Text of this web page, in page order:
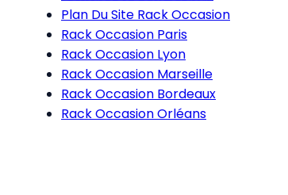
Plan Du Site Rack Occasion
Rack Occasion Paris
Rack Occasion Lyon
Rack Occasion Marseille
Rack Occasion Bordeaux
Rack Occasion Orléans